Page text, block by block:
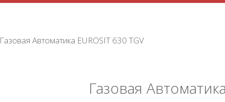
Газовая Aвтоматика EUROSIT 630 TGV
Газовая